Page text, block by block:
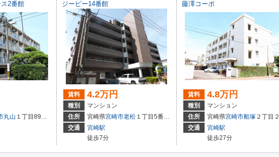
2番館
丸山 １丁目89番地
ジーピー14番館
賃料 4.2万円
種別
マンション
住所
宮崎県宮崎市老松 １丁目5番10号
交通
宮崎駅
徒歩7分
藤澤コーポ
賃料 4.8万円
種別
マンション
住所
宮崎県宮崎市船塚 ２丁目２９－２
交通
宮崎駅
徒歩27分